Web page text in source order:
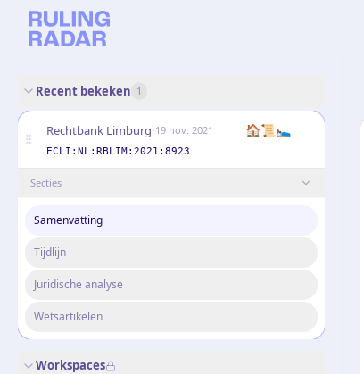
Recent bekeken 1
Rechtbank Limburg·19 nov. 2021 🏠📜🛌
ECLI:NL:RBLIM:2021:8923
Secties
Samenvatting
Tijdlijn
Juridische analyse
Wetsartikelen
Workspaces